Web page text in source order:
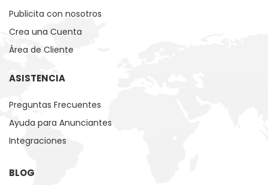
Publicita con nosotros
Crea una Cuenta
Área de Cliente
ASISTENCIA
Preguntas Frecuentes
Ayuda para Anunciantes
Integraciones
BLOG